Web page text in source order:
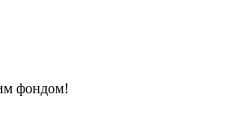
фондом!